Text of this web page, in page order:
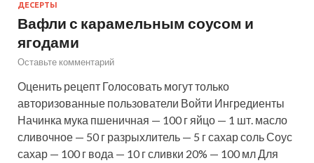
ДЕСЕРТЫ
Вафли с карамельным соусом и
ягодами
Оставьте комментарий
Оценить рецепт Голосовать могут только
авторизованные пользователи Войти Ингредиенты
Начинка мука пшеничная — 100 г яйцо — 1 шт. масло
сливочное — 50 г разрыхлитель — 5 г сахар соль Соус
сахар — 100 г вода — 10 г сливки 20% — 100 мл Для